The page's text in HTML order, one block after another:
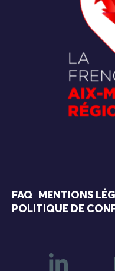
FAQ MENTIONS
POLITIQUE DE